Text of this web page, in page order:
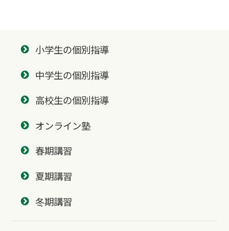
小学生の個別指導
中学生の個別指導
高校生の個別指導
オンライン塾
春期講習
夏期講習
冬期講習